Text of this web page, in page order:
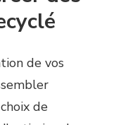
de vos
de